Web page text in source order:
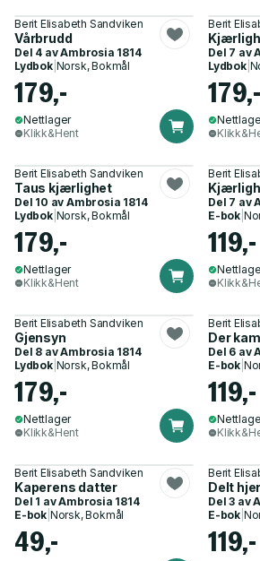
Berit Elisabeth Sandviken
Vårbrudd
Del 4 avAmbrosia 1814
Lydbok| Norsk, Bokmål
179,-
Nettlager
Klikk&Hent
Berit
Del 7 av
Lydbok|
179,-
Berit Elisabeth Sandviken
Taus kjærlighet
Del 10 av Ambrosia 1814
Lydbok| Norsk, Bokmål
179,-
Nettlager
Klikk&Hent
Berit
Del 7 av
E-bok
119,-
Berit Elisabeth Sandviken
Gjensyn
Del 8 avAmbrosia 1814
Lydbok| Norsk, Bokmål
179,-
Nettlager
Klikk&Hent
Berit
Der
Del 6 av
E-bok
119,-
Berit Elisabeth Sandviken
Kaperens datter
Del 1 avAmbrosia 1814
E-bok Norsk, Bokmål
49,-
Berit
Delt
Del 3 av
E-bok
119,-